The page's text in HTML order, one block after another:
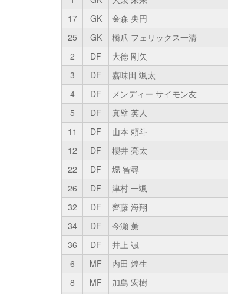
17
GK 金森 央円
25
GK 橋爪 フェリックス一清
2
DF 大徳 剛矢
3
DF 嘉味田 颯太
4
DF メンディー サイモン友
5
DF 真壁 英人
11
DF 山本 頼斗
12
DF 櫻井 亮太
22
DF 堀 智尋
26
DF 津村 一颯
32
DF 齊藤 海翔
34
DF 今瀬 薫
36
DF 井上 颯
6
MF 内田 煌生
8
MF 加島 宏樹